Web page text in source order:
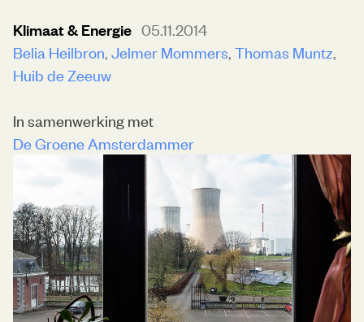
Klimaat & Energie 05.11.2014
Belia Heilbron Jelmer Mommers Thomas Muntz
Huib de Zeeuw
In samenwerking met
De Groene Amsterdammer